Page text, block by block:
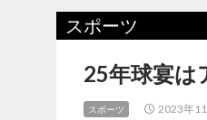
スポーツ
25年球宴は
スポーツ 2023年